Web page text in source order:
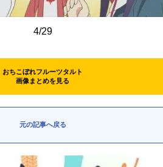
4/29
おちこぼれフルーツタルト
画像まとめを見る
元の記事へ戻る